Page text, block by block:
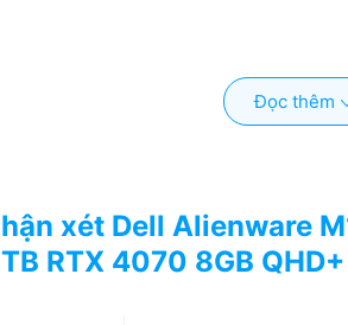
Đọc thêm
xét Dell Alienware
RTX 4070 8GB